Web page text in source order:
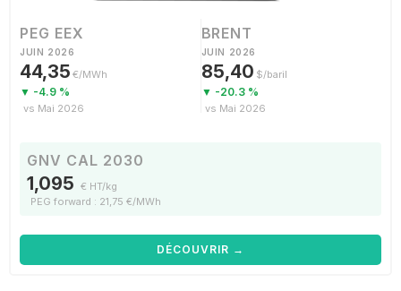
PEG EEX
JUIN 2026
44,35 €/MWh
▼ -4.9 %
vs Mai 2026
BRENT
JUIN 2026
85,40 $/baril
▼ -20.3 %
vs Mai 2026
GNV CAL 2030
1,095 € HT/kg
PEG forward : 21,75 €/MWh
DÉCOUVRIR →